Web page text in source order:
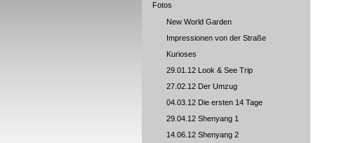
Fotos
New World Garden
Impressionen von der Straße
Kurioses
29.01.12 Look & See Trip
27.02.12 Der Umzug
04.03.12 Die ersten 14 Tage
29.04.12 Shenyang 1
14.06.12 Shenyang 2